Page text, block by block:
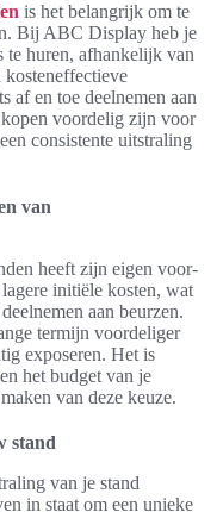
is het belangrijk om te
Bij ABC Display heb je
te huren, afhankelijk van
kosteneffectieve
af en toe deelnemen aan
kopen voordelig zijn voor
consistente uitstraling
van
heeft zijn eigen voor-
initiële kosten, wat
aan beurzen.
termijn voordeliger
exposeren. Het is
het budget van je
van deze keuze.
stand
van je stand
in staat om een unieke